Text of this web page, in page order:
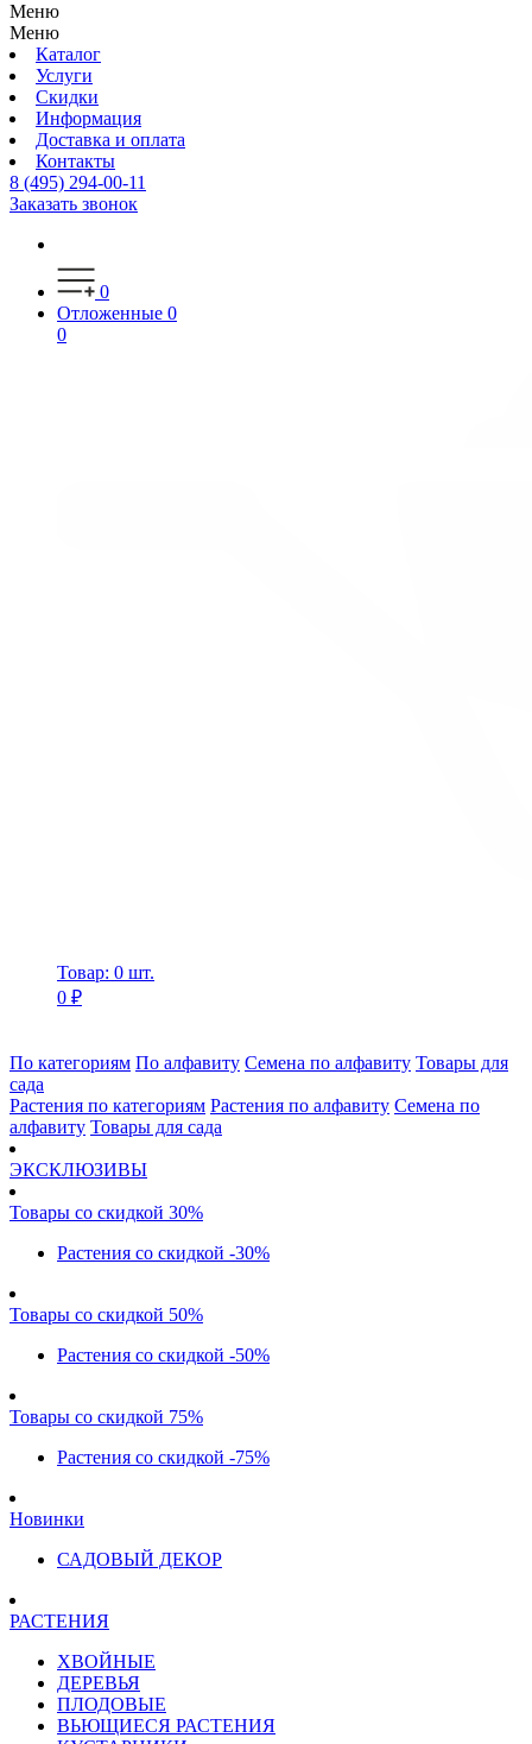
Меню
Меню
Каталог
Услуги
Скидки
Информация
Доставка и оплата
Контакты
8 (495) 294-00-11
Заказать звонок
0
Отложенные 0
0
Товар: 0 шт.
0 ₽
По категориям По алфавиту Семена по алфавиту Товары для
сада
Растения по категориям Растения по алфавиту Семена по
алфавиту Товары для сада
ЭКСКЛЮЗИВЫ
Товары со скидкой 30%
Растения со скидкой -30%
Товары со скидкой 50%
Растения со скидкой -50%
Товары со скидкой 75%
Растения со скидкой -75%
Новинки
САДОВЫЙ ДЕКОР
РАСТЕНИЯ
ХВОЙНЫЕ
ДЕРЕВЬЯ
ПЛОДОВЫЕ
ВЬЮЩИЕСЯ РАСТЕНИЯ